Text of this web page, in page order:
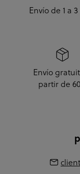
Envío de 1 a
Envío
partir de